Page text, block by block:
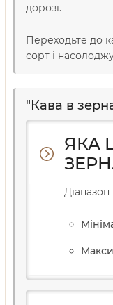
дорозі.
Переходьте до
сорт і
"Кава в
ЯКА